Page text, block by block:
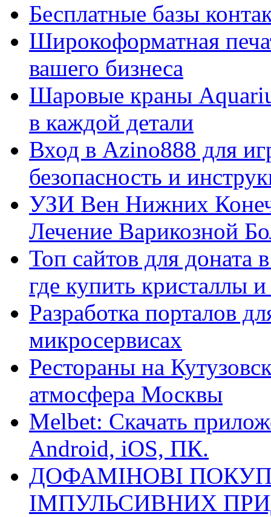
Бесплатные базы
Широкоформатная
вашего бизнеса
Шаровые краны
в каждой детали
Вход в Azino888 для
безопасность и
УЗИ Вен Нижних
Лечение Варикозной
Топ сайтов для
где купить кристаллы
Разработка порталов
микросервисах
Рестораны на
атмосфера Москвы
Melbet: Скачать
Android, iOS, ПК.
ДОФАМІНОВІ
ІМПУЛЬСИВНИХ